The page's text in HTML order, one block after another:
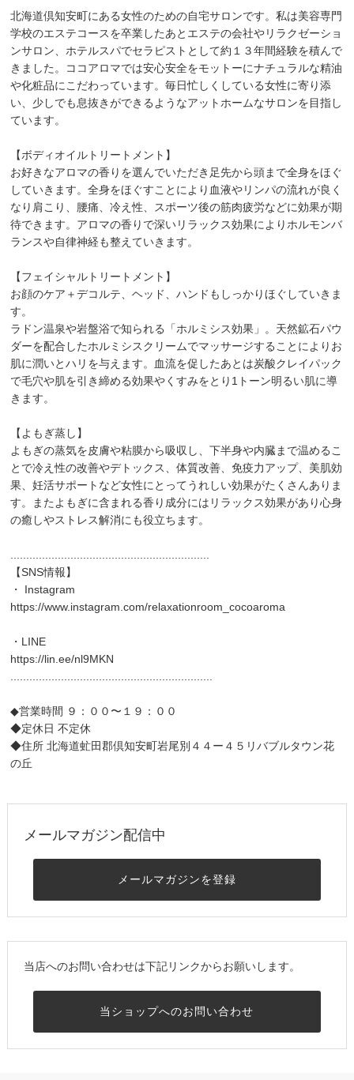
北海道倶知安町にある女性のための自宅サロンです。私は美容専門
学校のエステコースを卒業したあとエステの会社やリラクゼーショ
ンサロン、ホテルスパでセラピストとして約１３年間経験を積んで
きました。ココアロマでは安心安全をモットーにナチュラルな精油
や化粧品にこだわっています。毎日忙しくしている女性に寄り添
い、少しでも息抜きができるようなアットホームなサロンを目指し
ています。
【ボディオイルトリートメント】
お好きなアロマの香りを選んでいただき足先から頭まで全身をほぐ
していきます。全身をほぐすことにより血液やリンパの流れが良く
なり肩こり、腰痛、冷え性、スポーツ後の筋肉疲労などに効果が期
待できます。アロマの香りで深いリラックス効果によりホルモンバ
ランスや自律神経も整えていきます。
【フェイシャルトリートメント】
お顔のケア＋デコルテ、ヘッド、ハンドもしっかりほぐしていきま
す。
ラドン温泉や岩盤浴で知られる「ホルミシス効果」。天然鉱石パウ
ダーを配合したホルミシスクリームでマッサージすることによりお
肌に潤いとハリを与えます。血流を促したあとは炭酸クレイパック
で毛穴や肌を引き締める効果やくすみをとり1トーン明るい肌に導
きます。
【よもぎ蒸し】
よもぎの蒸気を皮膚や粘膜から吸収し、下半身や内臓まで温めるこ
とで冷え性の改善やデトックス、体質改善、免疫力アップ、美肌効
果、妊活サポートなど女性にとってうれしい効果がたくさんありま
す。またよもぎに含まれる香り成分にはリラックス効果があり心身
の癒しやストレス解消にも役立ちます。
【SNS情報】
・ Instagram
https://www.instagram.com/relaxationroom_cocoaroma
・LINE
https://lin.ee/nl9MKN
◆営業時間 ９：００〜１９：００
◆定休日 不定休
◆住所 北海道虻田郡倶知安町岩尾別４４ー４５リバブルタウン花
の丘
メールマガジン配信中
メールマガジンを登録
当店へのお問い合わせは下記リンクからお願いします。
当ショップへのお問い合わせ